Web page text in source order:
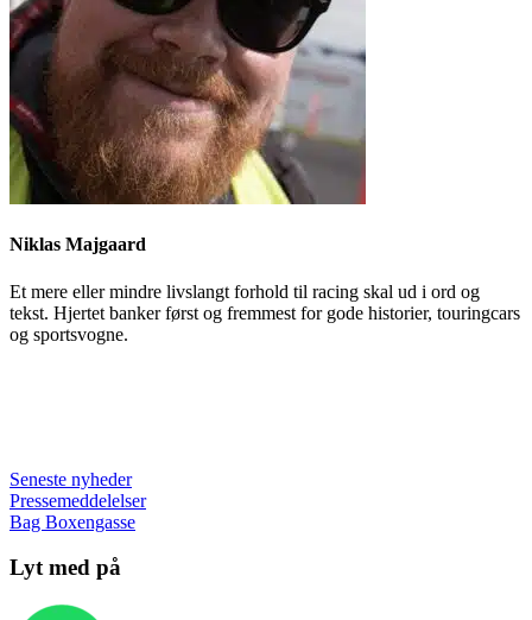
Niklas Majgaard
Et mere eller mindre livslangt forhold til racing skal ud i ord og
tekst. Hjertet banker først og fremmest for gode historier, touringcars
og sportsvogne.
Seneste nyheder
Pressemeddelelser
Bag Boxengasse
Lyt med på